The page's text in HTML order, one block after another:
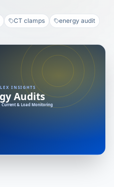
CT clamps energy audit